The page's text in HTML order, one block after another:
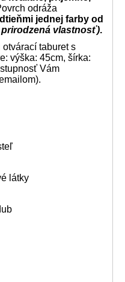
odráža
jednej farby od
prirodzená vlastnosť).
taburet s
výška: 45cm, šírka:
Vám
látky